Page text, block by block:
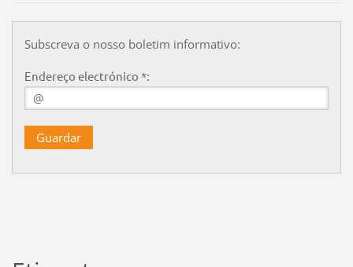
Subscreva o nosso boletim informativo:
Endereço electrónico *: